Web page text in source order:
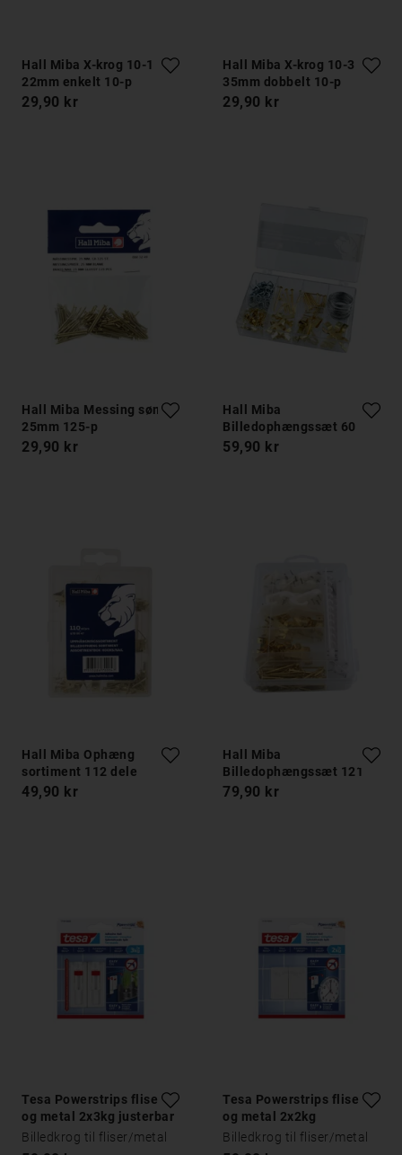
Hall Miba X-krog 10-1
22mm enkelt 10-p
29,90 kr
Hall Miba X-krog 10-3
35mm dobbelt 10-p
29,90 kr
Hall Miba Messing søm
25mm 125-p
29,90 kr
Hall Miba
Billedophængssæt 60
dele
59,90 kr
Hall Miba Ophæng
sortiment 112 dele
49,90 kr
Hall Miba
Billedophængssæt 121
dele
79,90 kr
Tesa Powerstrips fliser
og metal 2x3kg justerbar
Billedkrog til fliser/metal
Tesa Powerstrips fliser
og metal 2x2kg
Billedkrog til fliser/metal